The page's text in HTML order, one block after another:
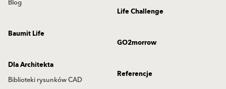
Blog
Life Challenge
Baumit Life
GO2morrow
Dla Architekta
Biblioteki rysunków CAD
Referencje